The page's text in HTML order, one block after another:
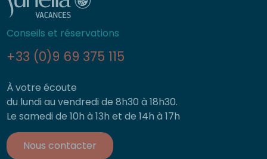
Conseils et réservations
+33 (0)9 69 375 115
À votre écoute
du lundi au vendredi de 8h30 à 18h30.
Le samedi de 10h à 13h et de 14h à 17h
Nous contacter